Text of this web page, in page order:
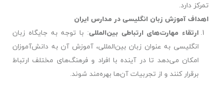
تمرکز دارد.
اهداف آموزش زبان انگلیسی در مدارس ایران
ارتقاء مهارت‌های ارتباطی بین‌المللی: با توجه به جایگاه زبان
انگلیسی به عنوان زبان بین‌المللی، آموزش آن به دانش‌آموزان
امکان می‌دهد تا در آینده با افراد و فرهنگ‌های مختلف ارتباط
برقرار کنند و از تجربیات آن‌ها بهره‌مند شوند.